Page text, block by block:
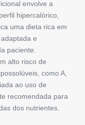
envolve a
hipercalórico,
uma dieta rica em
e
paciente.
alto risco de
como A,
ao uso de
recomendada para
dos nutrientes.